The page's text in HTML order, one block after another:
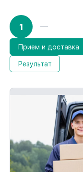
1
Прием и доставка
Результат